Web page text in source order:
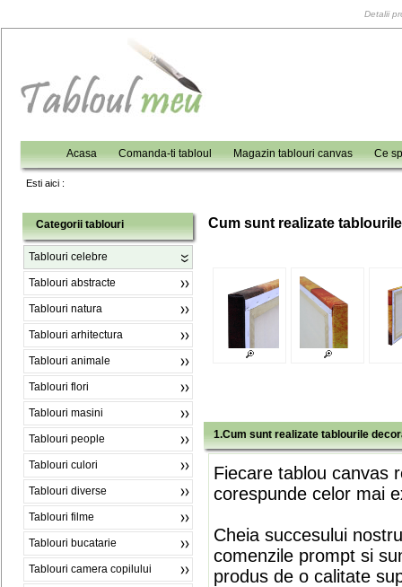
Detalii
Acasa Comanda-ti tabloul Magazin tablouri canvas Ce
Esti aici :
Categorii tablouri
Tablouri celebre
Tablouri abstracte
Tablouri natura
Tablouri arhitectura
Tablouri animale
Tablouri flori
Tablouri masini
Tablouri people
Tablouri culori
Tablouri diverse
Tablouri filme
Tablouri bucatarie
Tablouri camera copilului
Cum sunt realizate
1.Cum sunt realizate tablourile
Fiecare tablou canvas
corespunde celor mai
Cheia succesului
comenzile prompt si
produs de o calitate